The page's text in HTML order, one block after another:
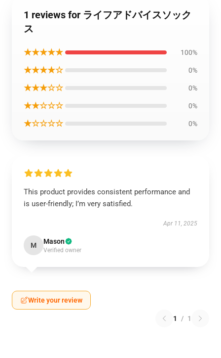
1 reviews for ライフアドバイスソック
ス
★★★★★ 100%
★★★★☆ 0%
★★★☆☆ 0%
★★☆☆☆ 0%
★☆☆☆☆ 0%
This product provides consistent performance and
is user-friendly; I’m very satisfied.
Apr 11, 2025
M Mason
Verified owner
Write your review
1 / 1